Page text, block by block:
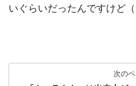
いぐらいだったんですけど（
次の